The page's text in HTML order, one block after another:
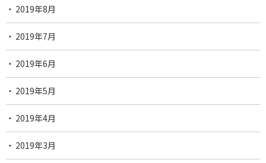
2019年8月
2019年7月
2019年6月
2019年5月
2019年4月
2019年3月